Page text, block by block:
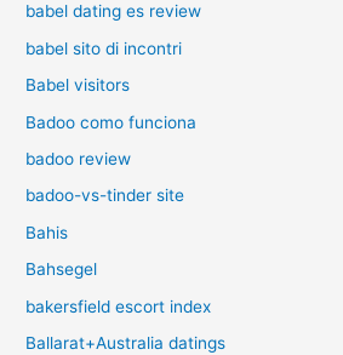
babel dating es review
babel sito di incontri
Babel visitors
Badoo como funciona
badoo review
badoo-vs-tinder site
Bahis
Bahsegel
bakersfield escort index
Ballarat+Australia datings